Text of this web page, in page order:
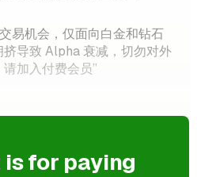
易机会，仅面向白金和钻石
导致 Alpha 衰减，切勿对外
加入付费会员”
for paying